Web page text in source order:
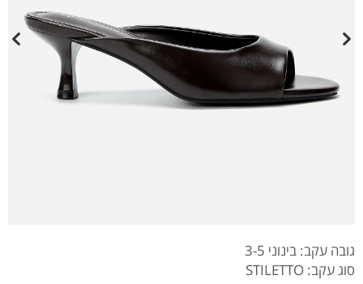
גובה עקב: בינוני 3-5
סוג עקב: STILETTO